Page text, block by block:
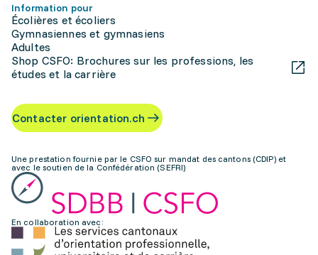
Information pour
Écolières et écoliers
Gymnasiennes et gymnasiens
Adultes
Shop CSFO: Brochures sur les professions, les
études et la carrière
Contacter orientation.ch
Une prestation fournie par le CSFO sur mandat des cantons (CDIP) et
avec le soutien de la Confédération (SEFRI)
En collaboration avec: